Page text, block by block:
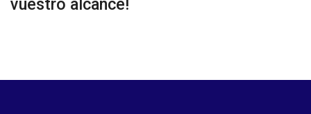
vuestro alcance!